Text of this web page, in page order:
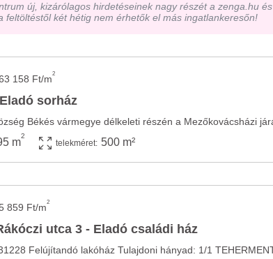
új, kizárólagos hirdetéseinek nagy részét a zenga.hu és
két hétig nem érhetők el más ingatlankeresőn!
158 Ft/m2
sorház
m
2
telekméret: 500 m²
859 Ft/m2
utca 3 - Eladó családi ház